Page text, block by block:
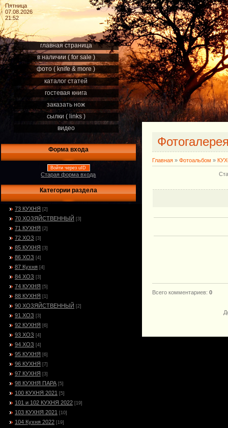
Пятница
07.08.2026
21:52
главная страница
в наличии ( for sale )
фото ( knife & more )
каталог статей
гостевая книга
заказать нож
сылки ( links )
видео
Форма входа
Войти через uID
Старая форма входа
Категории раздела
73 КУХНЯ [2]
70 ХОЗЯЙСТВЕННЫЙ [3]
71 КУХНЯ [2]
72 ХОЗ [3]
85 КУХНЯ [3]
86 ХОЗ [4]
87 Кухня [4]
84 ХОЗ [3]
74 КУХНЯ [5]
88 КУХНЯ [1]
90 ХОЗЯЙСТВЕННЫЙ [2]
91 ХОЗ [3]
92 КУХНЯ [6]
93 ХОЗ [4]
94 ХОЗ [4]
95 КУХНЯ [6]
96 КУХНЯ [7]
97 КУХНЯ [3]
98 КУХНЯ ПАРА [5]
100 КУХНЯ 2021 [5]
101 и 102 КУХНЯ 2022 [19]
103 КУХНЯ 2021 [10]
104 Кухня 2022 [19]
Главная » Фотоальбом »
Всего комментариев: 0